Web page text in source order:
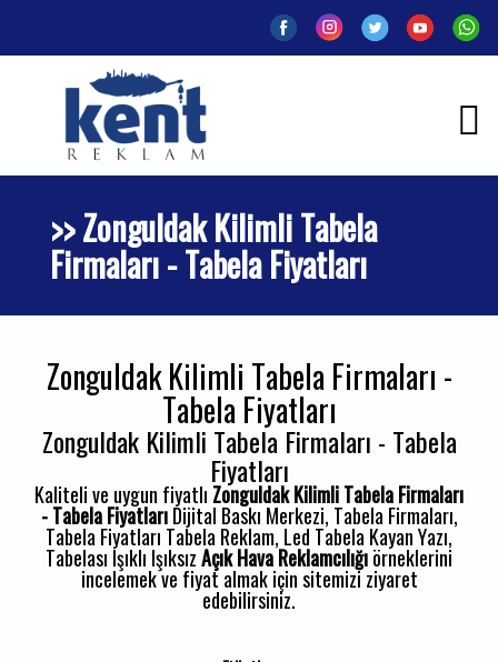
>> Zonguldak Kilimli Tabela
Firmaları - Tabela Fiyatları
Zonguldak Kilimli Tabela Firmaları -
Tabela Fiyatları
Zonguldak Kilimli Tabela Firmaları - Tabela
Fiyatları
Kaliteli ve uygun fiyatlı Zonguldak Kilimli Tabela Firmaları
- Tabela FiyatlarıDijital Baskı Merkezi, Tabela Firmaları,
Tabela Fiyatları Tabela Reklam, Led Tabela Kayan Yazı,
Tabelası Işıklı IşıksızAçık Hava Reklamcılığıörneklerini
incelemek ve fiyat almak için sitemizi ziyaret
edebilirsiniz.